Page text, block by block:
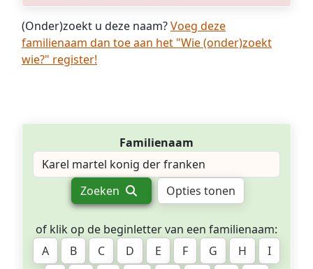
(Onder)zoekt u deze naam?Voeg deze
familienaam dan toe aan het "Wie (onder)zoekt
wie?" register!
Familienaam
Zoeken Opties tonen
of klik op de beginletter van een familienaam:
A
B C D E F G H
I